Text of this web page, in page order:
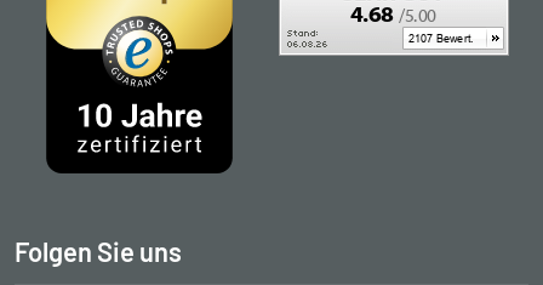
Folgen Sie uns